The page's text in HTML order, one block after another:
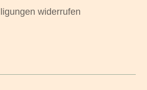
widerrufen